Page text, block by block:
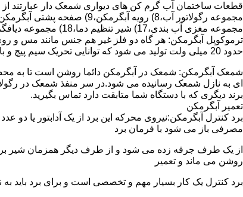
مجموعه مغزی آب بندی،17) شیر تنظیم دما،18) مجموعه دیافگرام و میل سوپاپ آب 19) ترموکوپل و … که ما برای تعمیر آبگرمکن باید به نمایندگی های مجاز همان برند تماس حاصل فرمایید.
ترموکوپل آبگرمکن: هر گاه دو فلز غیر هم جنس مانند مس و
حدود 20 میلی ولت تولید می شود که توانایی تحریک سیم پیچ و باز کردن شیر مغناطیسی وسایل گاز سوز را در مدت 20 ثانیه دارد.
شمعک آبگرمکن: شمعک در آبگرمکن دائما روشن است تا به
ای به نازل شمعک رسانیده می شود.در سر منفذ شمعک در
برند دیگری که با دستگاه شما متابقت دارد تماس بگیرید.
تعمیر آبگرمکن
مصرفی باز می شود با فرمان برد
از یک طرف جرقه زده می شود و از طرف دیگر همزمان شیر
روشن می ماند و تعمیر
برد کنترل یک کار بسیار مهم و تخصصی است و برای برد باید